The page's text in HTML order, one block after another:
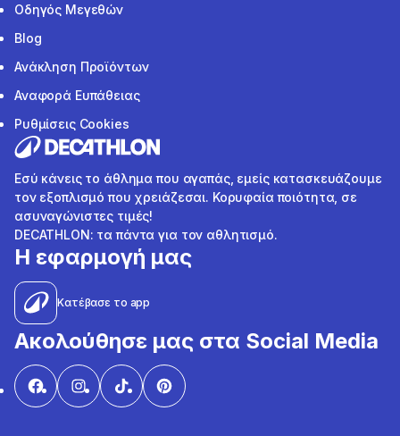
Οδηγός Μεγεθών
Blog
Ανάκληση Προϊόντων
Αναφορά Ευπάθειας
Ρυθμίσεις Cookies
Εσύ κάνεις το άθλημα που αγαπάς, εμείς κατασκευάζουμε
τον εξοπλισμό που χρειάζεσαι. Κορυφαία ποιότητα, σε
ασυναγώνιστες τιμές!
DECATHLON: τα πάντα για τον αθλητισμό.
Η εφαρμογή μας
Κατέβασε το app
Ακολούθησε μας στα Social Media